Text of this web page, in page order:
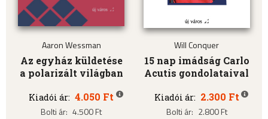
Aaron Wessman
Az egyház küldetése
a polarizált világban
Kiadói ár: 4.050 Ft
Bolti ár: 4.500 Ft
Will Conquer
15 nap imádság Carlo
Acutis gondolataival
Kiadói ár: 2.300 Ft
Bolti ár: 2.800 Ft